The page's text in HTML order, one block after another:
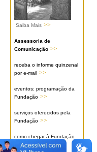
Saiba Mais >>
Assessoria de
Comunicação >>
receba o informe quinzenal
por e-mail >>
eventos: programação da
Fundação >>
serviços oferecidos pela
Fundação >>
como chegar à Fundação